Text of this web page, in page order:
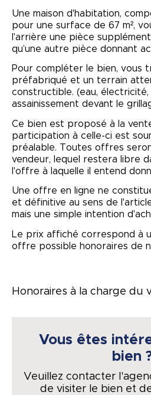
Une maison d'habitation,
pour une surface de 67 m²,
l'arrière une pièce
qu’une autre pièce donnant
Pour compléter le bien, vous
préfabriqué et un terrain
constructible. (eau,
assainissement devant le
Ce bien est proposé à la
participation à celle-ci est
préalable. Toutes offres
vendeur, lequel restera libre
l'offre à laquelle il entend
Une offre en ligne ne
et définitive au sens de l'article
mais une simple intention
Le prix affiché correspond à
offre possible honoraires de
Honoraires à la charge du
Vous êtes
bien
Veuillez contacter
de visiter le bien et